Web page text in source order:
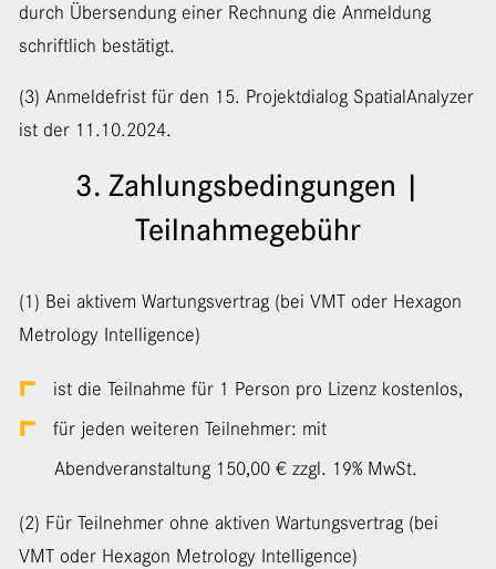
durch Übersendung einer Rechnung die Anmeldung
schriftlich bestätigt.
(3) Anmeldefrist für den 15. Projektdialog SpatialAnalyzer
ist der 11.10.2024.
3. Zahlungsbedingungen |
Teilnahmegebühr
(1) Bei aktivem Wartungsvertrag (bei VMT oder Hexagon
Metrology Intelligence)
ist die Teilnahme für 1 Person pro Lizenz kostenlos,
für jeden weiteren Teilnehmer: mit
Abendveranstaltung 150,00 € zzgl. 19% MwSt.
(2) Für Teilnehmer ohne aktiven Wartungsvertrag (bei
VMT oder Hexagon Metrology Intelligence)